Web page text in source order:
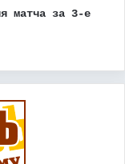
матча за 3-е